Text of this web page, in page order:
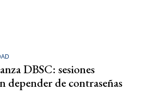
DBSC: sesiones
depender de contraseñas